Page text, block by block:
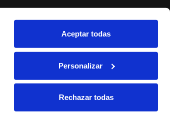
Aceptar todas
Personalizar
Rechazar todas